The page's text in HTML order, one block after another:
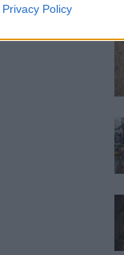
Privacy Policy